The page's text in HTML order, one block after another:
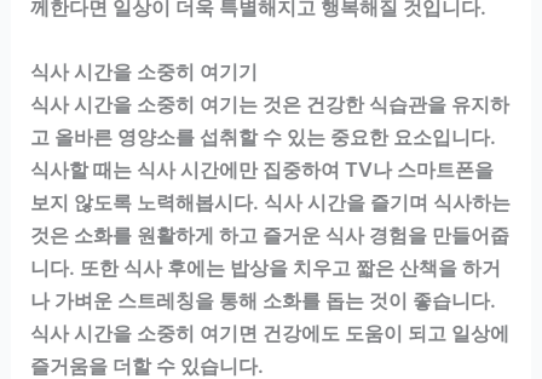
께한다면 일상이 더욱 특별해지고 행복해질 것입니다.
식사 시간을 소중히 여기기
식사 시간을 소중히 여기는 것은 건강한 식습관을 유지하
고 올바른 영양소를 섭취할 수 있는 중요한 요소입니다.
식사할 때는 식사 시간에만 집중하여 TV나 스마트폰을
보지 않도록 노력해봅시다. 식사 시간을 즐기며 식사하는
것은 소화를 원활하게 하고 즐거운 식사 경험을 만들어줍
니다. 또한 식사 후에는 밥상을 치우고 짧은 산책을 하거
나 가벼운 스트레칭을 통해 소화를 돕는 것이 좋습니다.
식사 시간을 소중히 여기면 건강에도 도움이 되고 일상에
즐거움을 더할 수 있습니다.